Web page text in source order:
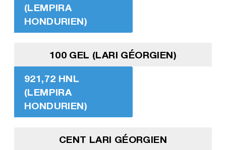
(LEMPIRA
HONDURIEN)
100 GEL (LARI GÉORGIEN)
921,72 HNL
(LEMPIRA
HONDURIEN)
CENT LARI GÉORGIEN